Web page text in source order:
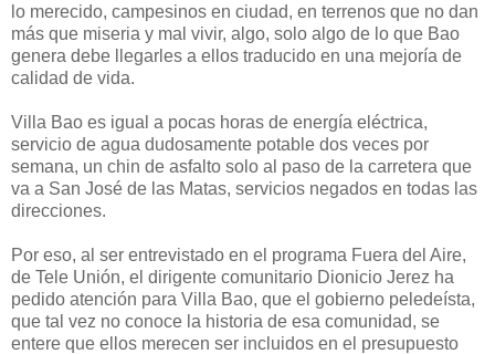
lo merecido, campesinos en ciudad, en terrenos que no dan
más que miseria y mal vivir, algo, solo algo de lo que Bao
genera debe llegarles a ellos traducido en una mejoría de
calidad de vida.
Villa Bao es igual a pocas horas de energía eléctrica,
servicio de agua dudosamente potable dos veces por
semana, un chin de asfalto solo al paso de la carretera que
va a San José de las Matas, servicios negados en todas las
direcciones.
Por eso, al ser entrevistado en el programa Fuera del Aire,
de Tele Unión, el dirigente comunitario Dionicio Jerez ha
pedido atención para Villa Bao, que el gobierno peledeísta,
que tal vez no conoce la historia de esa comunidad, se
entere que ellos merecen ser incluidos en el presupuesto